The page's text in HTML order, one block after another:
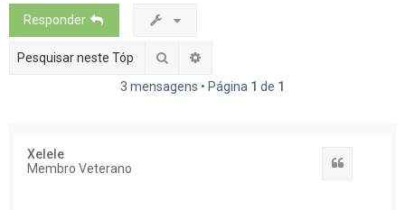
Responder
Pesquisar
3 mensagens • Página 1 de 1
Xelele
Membro Veterano